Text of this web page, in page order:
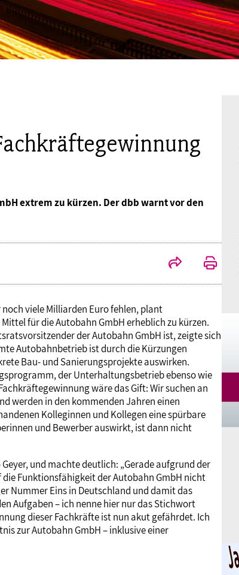
Mitgliedsgewerkschaften
Kooperationen
Alterssicherung
Bildung
Gender Budgeting
Digitalisierung
Frauenrecht kompakt
Seminare
Akademie
Verlag
extrem zu kürzen. Der dbb warnt vor den
viele Milliarden Euro fehlen, plant
für die Autobahn GmbH erheblich zu kürzen.
der Autobahn GmbH ist, zeigte sich
Autobahnbetrieb ist durch die Kürzungen
Bau- und Sanierungsprojekte auswirken.
der Unterhaltungsbetrieb ebenso wie
wäre das Gift: Wir suchen an
werden in den kommenden Jahren einen
Kolleginnen und Kollegen eine spürbare
und Bewerber auswirkt, ist dann nicht
und machte deutlich: „Gerade aufgrund der
Funktionsfähigkeit der Autobahn GmbH nicht
Nummer Eins in Deutschland und damit das
Aufgaben – ich nenne hier nur das Stichwort
dieser Fachkräfte ist nun akut gefährdet. Ich
zur Autobahn GmbH – inklusive einer